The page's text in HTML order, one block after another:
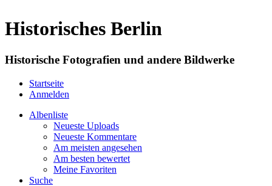
Historisches Berlin
Historische Fotografien und andere Bildwerke
Startseite
Anmelden
Albenliste
Neueste Uploads
Neueste Kommentare
Am meisten angesehen
Am besten bewertet
Meine Favoriten
Suche